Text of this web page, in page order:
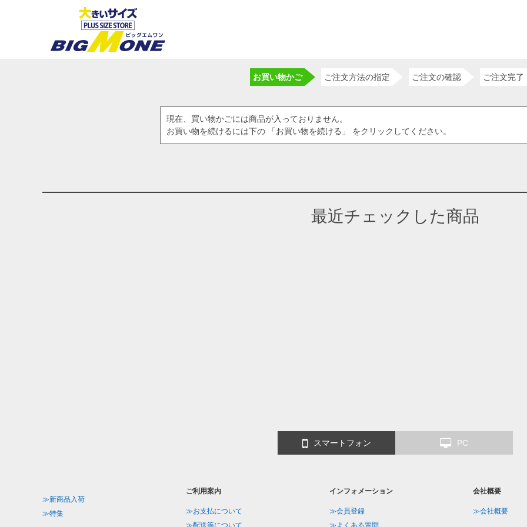
お買い物かご ご注文方法の指定 ご注文の確認 ご注文完了
現在、買い物かごには商品が入っておりません。
お買い物を続けるには下の 「お買い物を続ける」 をクリックしてください。
最近チェックした商品
スマートフォン PC
≫新商品入荷
≫特集
ご利用案内
≫お支払について
≫配送等について
インフォメーション
≫会員登録
≫よくある質問
会社概要
≫会社概要